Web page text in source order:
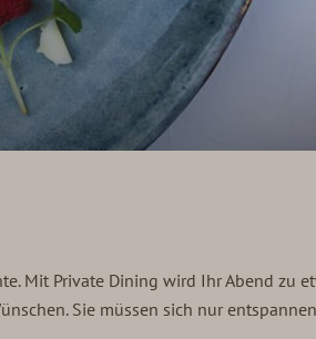
Mit Private Dining wird Ihr Abend zu
Sie müssen sich nur